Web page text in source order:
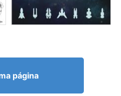
página